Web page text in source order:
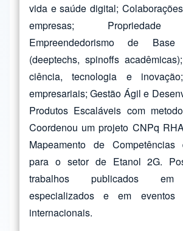
vida e saúde digital;
empresas; Propriedade
Empreendedorismo de Base
(deeptechs, spinoffs
ciência, tecnologia e
empresariais; Gestão Ágil e
Produtos Escaláveis com
Coordenou um projeto CNPq
Mapeamento de Competências
para o setor de Etanol 2G.
trabalhos publicados em
especializados e em eventos
internacionais.